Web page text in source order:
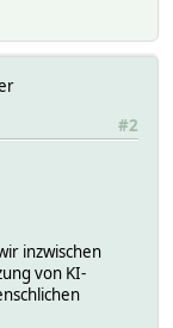
#2
inzwischen
von KI-